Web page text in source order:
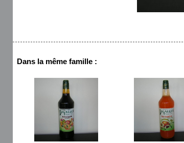
Dans la même famille :